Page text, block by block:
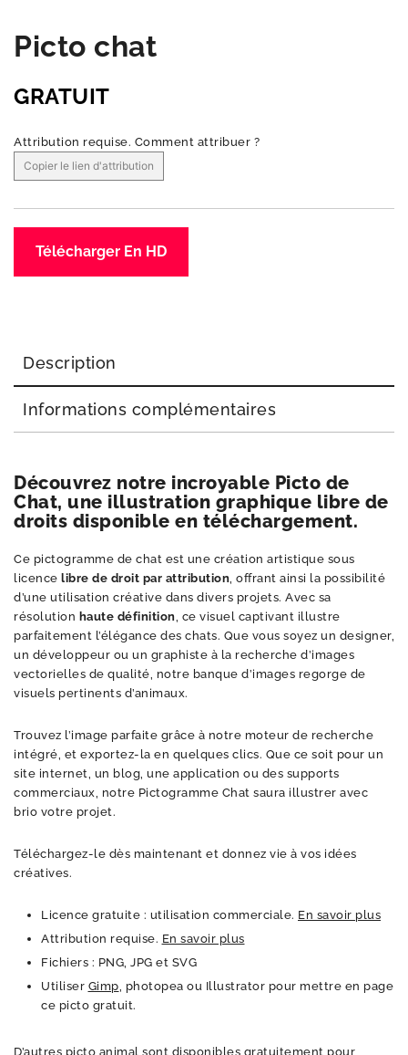
Picto chat
GRATUIT
Attribution requise. Comment attribuer ?
Copier le lien d'attribution
Télécharger En HD
Description
Informations complémentaires
Découvrez notre incroyable Picto de
Chat, une illustration graphique libre de
droits disponible en téléchargement.
Ce pictogramme de chat est une création artistique sous
licence libre de droit par attribution, offrant ainsi la possibilité
d’une utilisation créative dans divers projets. Avec sa
résolution haute définition, ce visuel captivant illustre
parfaitement l’élégance des chats. Que vous soyez un designer,
un développeur ou un graphiste à la recherche d’images
vectorielles de qualité, notre banque d’images regorge de
visuels pertinents d’animaux.
Trouvez l’image parfaite grâce à notre moteur de recherche
intégré, et exportez-la en quelques clics. Que ce soit pour un
site internet, un blog, une application ou des supports
commerciaux, notre Pictogramme Chat saura illustrer avec
brio votre projet.
Téléchargez-le dès maintenant et donnez vie à vos idées
créatives.
Licence gratuite : utilisation commerciale. En savoir plus
Attribution requise. En savoir plus
Fichiers : PNG, JPG et SVG
Utiliser Gimp, photopea ou Illustrator pour mettre en page
ce picto gratuit.
D’autres picto animal sont disponibles gratuitement pour